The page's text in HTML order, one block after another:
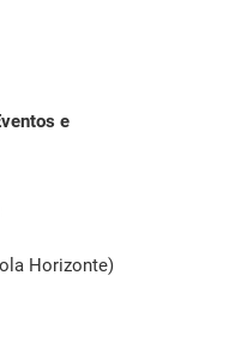
e
Horizonte)